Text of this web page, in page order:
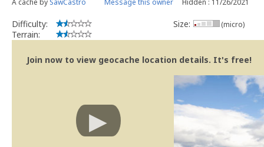
A cache by SawCastro Message this owner Hidden : 11/26/2021
Difficulty:
Terrain:
Size: (micro)
Join now to view geocache location details. It's free!